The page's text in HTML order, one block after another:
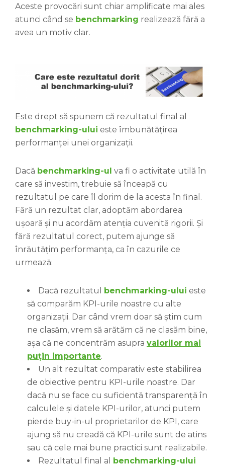
Aceste provocări sunt chiar amplificate mai ales
atunci când se benchmarking realizează fără a
avea un motiv clar.
Este drept să spunem că rezultatul final al
benchmarking-ului este îmbunătățirea
performanței unei organizații.
Dacă benchmarking-ul va fi o activitate utilă în
care să investim, trebuie să înceapă cu
rezultatul pe care îl dorim de la acesta în final.
Fără un rezultat clar, adoptăm abordarea
ușoară și nu acordăm atenția cuvenită rigorii. Și
fără rezultatul corect, putem ajunge să
înrăutățim performanța, ca în cazurile ce
urmează:
Dacă rezultatul benchmarking-ului este
să comparăm KPI-urile noastre cu alte
organizații. Dar când vrem doar să știm cum
ne clasăm, vrem să arătăm că ne clasăm bine,
așa că ne concentrăm asupra valorilor mai
puțin importante.
Un alt rezultat comparativ este stabilirea
de obiective pentru KPI-urile noastre. Dar
dacă nu se face cu suficientă transparență în
calculele și datele KPI-urilor, atunci putem
pierde buy-in-ul proprietarilor de KPI, care
ajung să nu creadă că KPI-urile sunt de atins
sau că cele mai bune practici sunt realizabile.
Rezultatul final al benchmarking-ului